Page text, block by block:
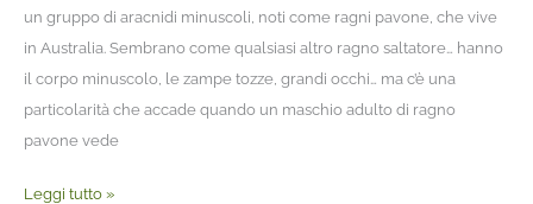
un gruppo di aracnidi minuscoli, noti come ragni pavone, che vive
in Australia. Sembrano come qualsiasi altro ragno saltatore… hanno
il corpo minuscolo, le zampe tozze, grandi occhi… ma c’è una
particolarità che accade quando un maschio adulto di ragno
pavone vede
Leggi tutto »